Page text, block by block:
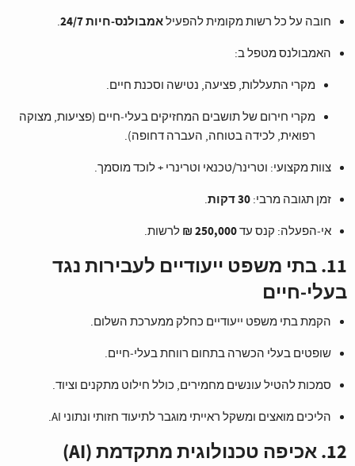
חובה על כל רשות מקומית להפעילאמבולנס‑חיות 24/7
.
האמבולנס מטפל ב:
מקרי התעללות, פציעה, נטישה וסכנת חיים.
מקרי חירום של תושבים המחזיקים בעלי‑חיים (פציעות, מצוקה
רפואית, לכידה בטוחה, העברה דחופה).
צוות מקצועי: וטרינר/טכנאי וטרינרי + לוכד מוסמך.
זמן תגובה מרבי: 30 דקות
.
אי‑הפעלה: קנס עד250,000 ₪ לרשות.
11. בתי משפט ייעודיים לעבירות נגד
בעלי‑חיים
הקמת בתי משפט ייעודיים כחלק ממערכת השלום.
שופטים בעלי הכשרה בתחום רווחת בעלי‑חיים.
סמכות להטיל עונשים מחמירים, כולל חילוט מתקנים וציוד.
הליכים מואצים ומשקל ראייתי מוגבר לתיעוד חזותי ונתוני AI.
12. אכיפה טכנולוגית מתקדמת (AI)